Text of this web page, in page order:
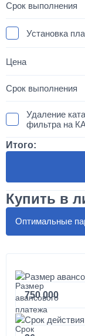
Установка
Удаление
фильтра на
Установка
Установка
шин на
Итого:
Купить в
Оптимальные
Размер
750 000
Срок